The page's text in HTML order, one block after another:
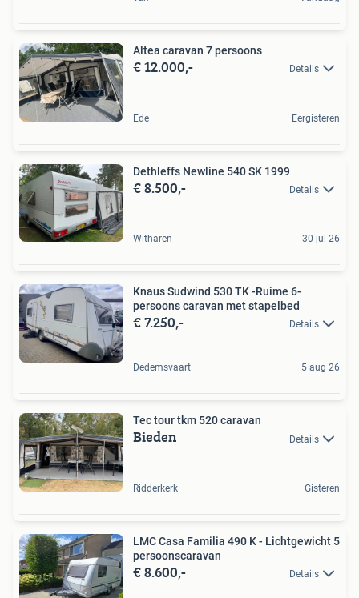
Altea caravan 7 persoons
€ 12.000,- Details
Ede Eergisteren
Dethleffs Newline 540 SK 1999
€ 8.500,- Details
Witharen 30 jul 26
Knaus Sudwind 530 TK -Ruime 6-
persoons caravan met stapelbed
€ 7.250,- Details
Dedemsvaart 5 aug 26
Tec tour tkm 520 caravan
Bieden Details
Ridderkerk Gisteren
LMC Casa Familia 490 K - Lichtgewicht 5
persoonscaravan
€ 8.600,- Details